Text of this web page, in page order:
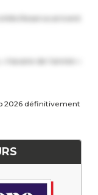
havane de l’année »
2026 définitivement